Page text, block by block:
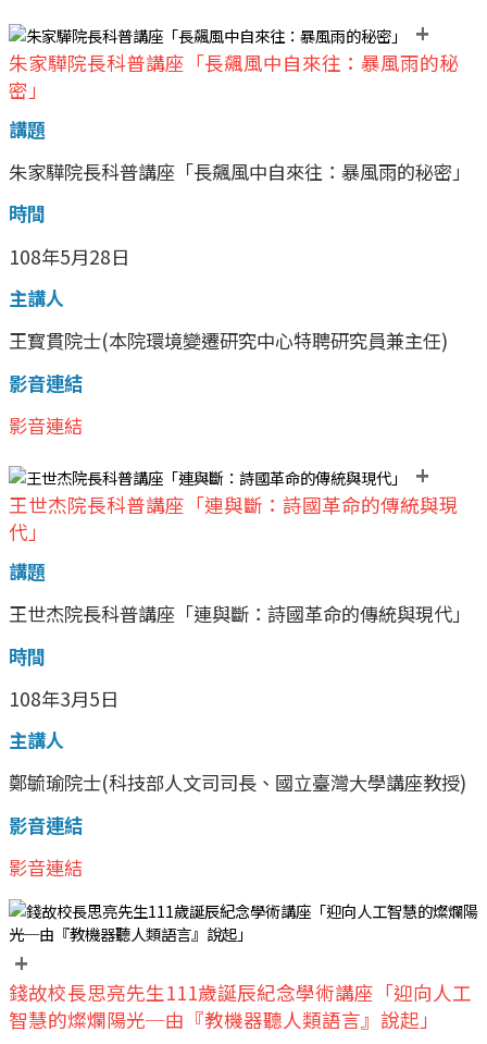
+
朱家驊院長科普講座「長飆風中自來往：暴風雨的秘
密」
講題
朱家驊院長科普講座「長飆風中自來往：暴風雨的秘密」
時間
108年5月28日
主講人
王寳貫院士(本院環境變遷研究中心特聘研究員兼主任)
影音連結
影音連結
+
王世杰院長科普講座「連與斷：詩國革命的傳統與現
代」
講題
王世杰院長科普講座「連與斷：詩國革命的傳統與現代」
時間
108年3月5日
主講人
鄭毓瑜院士(科技部人文司司長、國立臺灣大學講座教授)
影音連結
影音連結
+
錢故校長思亮先生111歲誕辰紀念學術講座「迎向人工
智慧的燦爛陽光─由『教機器聽人類語言』說起」